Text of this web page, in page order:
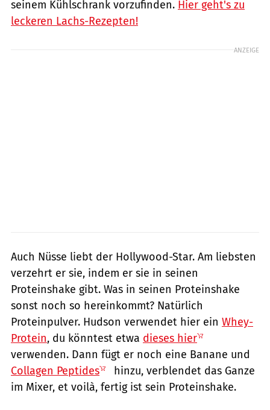
seinem Kühlschrank vorzufinden. Hier geht's zu
leckeren Lachs-Rezepten!
ANZEIGE
Auch Nüsse liebt der Hollywood-Star. Am liebsten
verzehrt er sie, indem er sie in seinen
Proteinshake gibt. Was in seinen Proteinshake
sonst noch so hereinkommt? Natürlich
Proteinpulver. Hudson verwendet hier ein Whey-
Protein, du könntest etwa dieses hier
verwenden. Dann fügt er noch eine Banane und
Collagen Peptides
hinzu, verblendet das Ganze
im Mixer, et voilà, fertig ist sein Proteinshake.